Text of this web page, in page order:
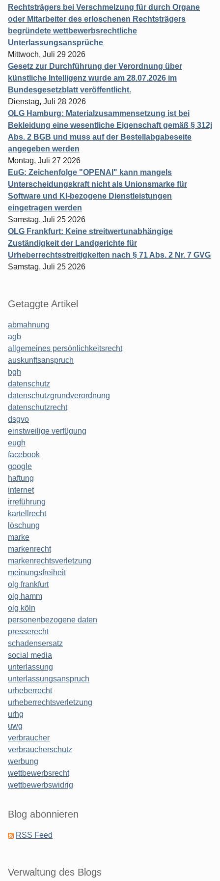
Rechtsträgers bei Verschmelzung für durch Organe
oder Mitarbeiter des erloschenen Rechtsträgers
begründete wettbewerbsrechtliche
Unterlassungsansprüche
Mittwoch, Juli 29 2026
Gesetz zur Durchführung der Verordnung über
künstliche Intelligenz wurde am 28.07.2026 im
Bundesgesetzblatt veröffentlicht.
Dienstag, Juli 28 2026
OLG Hamburg: Materialzusammensetzung ist bei
Bekleidung eine wesentliche Eigenschaft gemäß § 312j
Abs. 2 BGB und muss auf der Bestellabgabeseite
angegeben werden
Montag, Juli 27 2026
EuG: Zeichenfolge "OPENAI" kann mangels
Unterscheidungskraft nicht als Unionsmarke für
Software und KI-bezogene Dienstleistungen
eingetragen werden
Samstag, Juli 25 2026
OLG Frankfurt: Keine streitwertunabhängige
Zuständigkeit der Landgerichte für
Urheberrechtsstreitigkeiten nach § 71 Abs. 2 Nr. 7 GVG
Samstag, Juli 25 2026
Getaggte Artikel
abmahnung
agb
allgemeines persönlichkeitsrecht
auskunftsanspruch
bgh
datenschutz
datenschutzgrundverordnung
datenschutzrecht
dsgvo
einstweilige verfügung
eugh
facebook
google
haftung
internet
irreführung
kartellrecht
löschung
marke
markenrecht
markenrechtsverletzung
meinungsfreiheit
olg frankfurt
olg hamm
olg köln
personenbezogene daten
presserecht
schadensersatz
social media
unterlassung
unterlassungsanspruch
urheberrecht
urheberrechtsverletzung
urhg
uwg
verbraucher
verbraucherschutz
werbung
wettbewerbsrecht
wettbewerbswidrig
Blog abonnieren
RSS Feed
Verwaltung des Blogs